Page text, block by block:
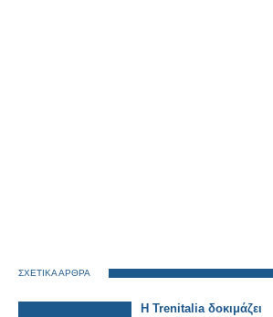
ΣΧΕΤΙΚΑ ΑΡΘΡΑ
Η Trenitalia δοκιμάζει